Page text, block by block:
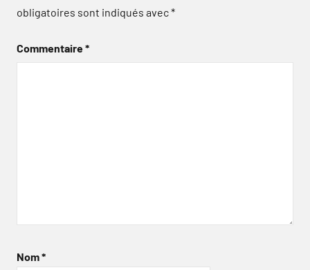
obligatoires sont indiqués avec*
Commentaire*
Nom*